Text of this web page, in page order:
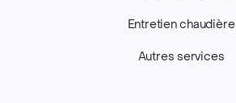
Entretien chaudière
Autres services